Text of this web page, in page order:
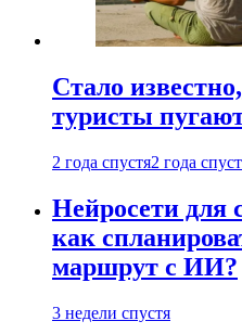
Стало
туристы
2 года спустя2 года
Нейросети для
как
маршрут с ИИ?
3 недели спустя